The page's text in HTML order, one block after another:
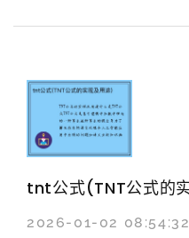
tnt公式(TNT公式的
2026-01-02 08:54:32